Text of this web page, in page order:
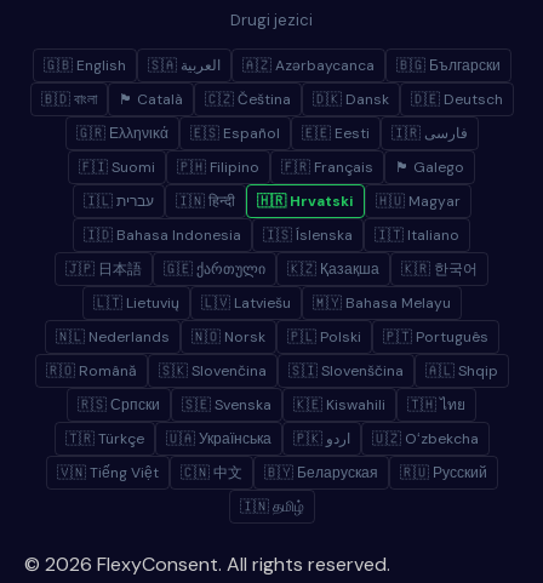
Drugi jezici
🇬🇧 English 🇸🇦 العربية 🇦🇿 Azərbaycanca
🇧🇬 Български
🇧🇩 বাংলা
🏴 Català 🇨🇿 Čeština 🇩🇰 Dansk
🇩🇪 Deutsch
🇬🇷 Ελληνικά
🇪🇸 Español 🇪🇪 Eesti
🇮🇷 فارسی
🇫🇮 Suomi
🇵🇭 Filipino 🇫🇷 Français
🏴 Galego
🇮🇱 עברית
🇮🇳 हिन्दी 🇭🇷 Hrvatski
🇭🇺 Magyar
🇮🇩 Bahasa Indonesia
🇮🇸 Íslenska
🇮🇹 Italiano
🇯🇵 日本語
🇬🇪 ქართული 🇰🇿 Қазақша
🇰🇷 한국어
🇱🇹 Lietuvių
🇱🇻 Latviešu
🇲🇾 Bahasa Melayu
🇳🇱 Nederlands
🇳🇴 Norsk 🇵🇱 Polski
🇵🇹 Português
🇷🇴 Română
🇸🇰 Slovenčina 🇸🇮 Slovenščina
🇦🇱 Shqip
🇷🇸 Српски
🇸🇪 Svenska 🇰🇪 Kiswahili
🇹🇭 ไทย
🇹🇷 Türkçe
🇺🇦 Українська 🇵🇰 اردو
🇺🇿 Oʻzbekcha
🇻🇳 Tiếng Việt
🇨🇳 中文 🇧🇾 Беларуская
🇷🇺 Русский
🇮🇳 தமிழ்
© 2026 FlexyConsent. All rights reserved.